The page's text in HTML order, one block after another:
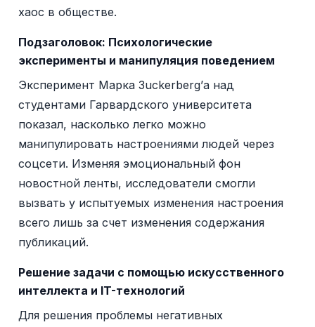
хаос в обществе.
Подзаголовок: Психологические
эксперименты и манипуляция поведением
Эксперимент Марка Зuckerberg’а над
студентами Гарвардского университета
показал, насколько легко можно
манипулировать настроениями людей через
соцсети. Изменяя эмоциональный фон
новостной ленты, исследователи смогли
вызвать у испытуемых изменения настроения
всего лишь за счет изменения содержания
публикаций.
Решение задачи с помощью искусственного
интеллекта и IT-технологий
Для решения проблемы негативных